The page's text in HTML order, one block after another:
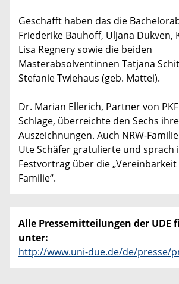
Geschafft haben das die
Friederike Bauhoff, Uljana Dukven,
Lisa Regnery sowie die beiden
Masterabsolventinnen Tatjana
Stefanie Twiehaus (geb. Mattei).
Dr. Marian Ellerich, Partner von
Schlage, überreichte den Sechs ihre
Auszeichnungen. Auch NRW-
Ute Schäfer gratulierte und sprach
Festvortrag über die
Familie“.
Alle Pressemitteilungen der UDE
unter:
http://www.uni-due.de/de/presse/